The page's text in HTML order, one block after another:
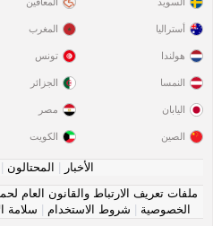
أستراليا
هولندا
النمسا
اليابان
الصين
المغرب
تونس
الجزائر
مصر
الكويت
الأخبار المحتالون
ملفات تعريف الارتباط والقانون العام
الخصوصية
شروط الاستخدام سلامة